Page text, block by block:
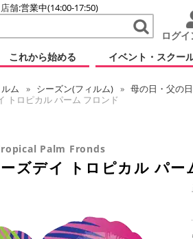
店舗:営業中(14:00-17:50)
ログ
これから始める イベント・スクー
ム シーズン(フィルム)
母の日・父の日
トロピカル パーム フロンド
Palm Fronds
ズデイ トロピカル パー